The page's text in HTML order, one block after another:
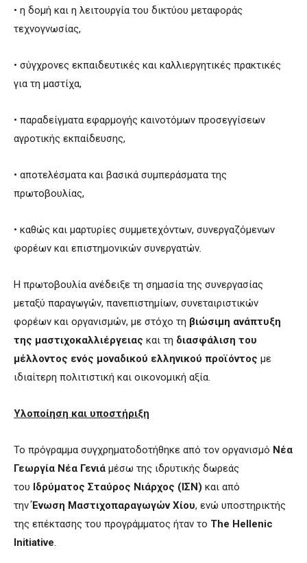
• η δομή και η λειτουργία του δικτύου μεταφοράς
τεχνογνωσίας,
• σύγχρονες εκπαιδευτικές και καλλιεργητικές πρακτικές
για τη μαστίχα,
• παραδείγματα εφαρμογής καινοτόμων προσεγγίσεων
αγροτικής εκπαίδευσης,
• αποτελέσματα και βασικά συμπεράσματα της
πρωτοβουλίας,
• καθώς και μαρτυρίες συμμετεχόντων, συνεργαζόμενων
φορέων και επιστημονικών συνεργατών.
Η πρωτοβουλία ανέδειξε τη σημασία της συνεργασίας
μεταξύ παραγωγών, πανεπιστημίων, συνεταιριστικών
φορέων και οργανισμών, με στόχο τη βιώσιμη ανάπτυξη
της μαστιχοκαλλιέργειας και τη διασφάλιση του
μέλλοντος ενός μοναδικού ελληνικού προϊόντος με
ιδιαίτερη πολιτιστική και οικονομική αξία.
Υλοποίηση και υποστήριξη
Το πρόγραμμα συγχρηματοδοτήθηκε από τον οργανισμό Νέα
Γεωργία Νέα Γενιά μέσω της ιδρυτικής δωρεάς
του Ιδρύματος Σταύρος Νιάρχος (ΙΣΝ) και από
τηνΈνωση Μαστιχοπαραγωγών Χίου, ενώ υποστηρικτής
της επέκτασης του προγράμματος ήταν το The Hellenic
Initiative